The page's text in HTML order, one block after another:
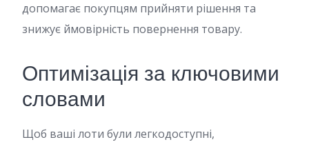
допомагає покупцям прийняти рішення та
знижує ймовірність повернення товару.
Оптимізація за ключовими
словами
Щоб ваші лоти були легкодоступні,